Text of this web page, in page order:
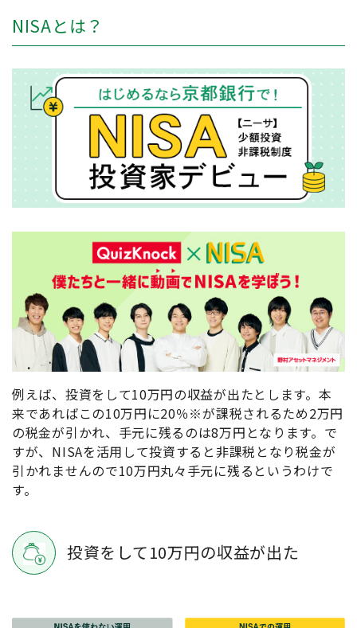
NISAとは？
例えば、投資をして10万円の収益が出たとします。本
来であればこの10万円に20％※が課税されるため2万円
の税金が引かれ、手元に残るのは8万円となります。で
すが、NISAを活用して投資すると非課税となり税金が
引かれませんので10万円丸々手元に残るというわけで
す。
投資をして10万円の収益が出た